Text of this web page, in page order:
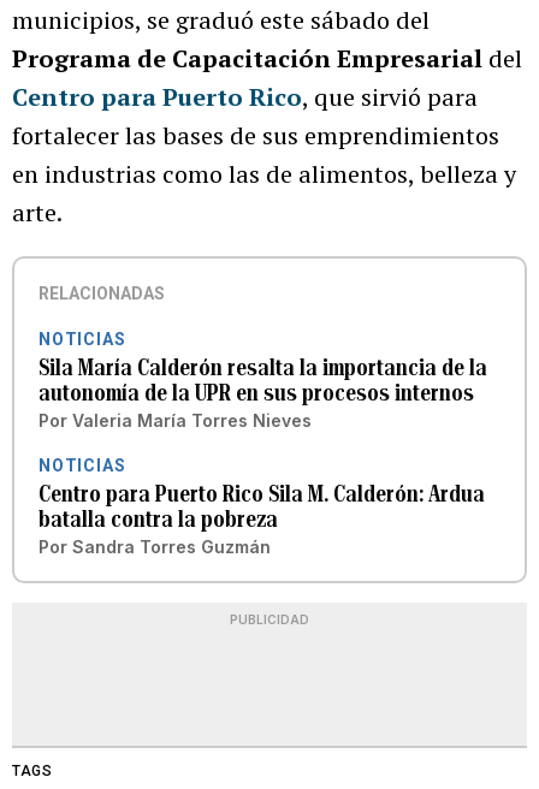
municipios, se graduó este sábado del
Programa de Capacitación Empresarial del
Centro para Puerto Rico, que sirvió para
fortalecer las bases de sus emprendimientos
en industrias como las de alimentos, belleza y
arte.
RELACIONADAS
NOTICIAS
Sila María Calderón resalta la importancia de la
autonomía de la UPR en sus procesos internos
Por Valeria María Torres Nieves
NOTICIAS
Centro para Puerto Rico Sila M. Calderón: Ardua
batalla contra la pobreza
Por Sandra Torres Guzmán
PUBLICIDAD
TAGS